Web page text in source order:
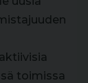
toimissa